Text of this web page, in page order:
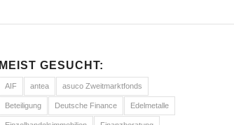
MEIST GESUCHT:
AIF antea asuco Zweitmarktfonds
Beteiligung Deutsche Finance Edelmetalle